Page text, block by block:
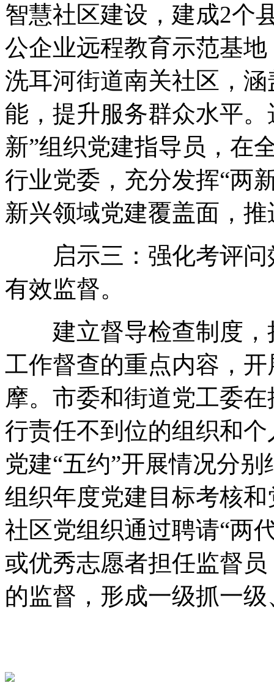
智慧社区建设，建成2个
公企业远程教育示范基
洗耳河街道南关社区，
能，提升服务群众水平
新”组织党建指导员，在
行业党委，充分发挥“两
新兴领域党建覆盖面，
启示三：强化考评问
有效监督。
建立督导检查制度，
工作督查的重点内容，
摩。市委和街道党工委
行责任不到位的组织和
党建“五约”开展情况分
组织年度党建目标考核
社区党组织通过聘请“两
或优秀志愿者担任监督
的监督，形成一级抓一